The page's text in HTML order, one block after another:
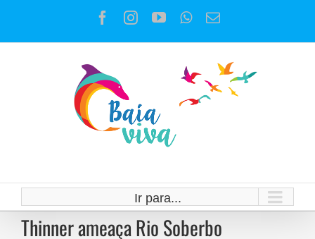
o
Facebook
Instagram
YouTubeWhatsApp
E-
Ir para...
Thinner ameaça Rio Soberbo